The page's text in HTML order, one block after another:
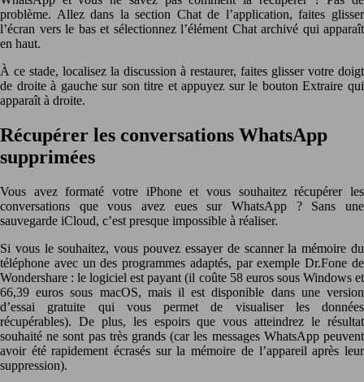
problème. Allez dans la section Chat de l’application, faites glisser
l’écran vers le bas et sélectionnez l’élément Chat archivé qui apparaît
en haut.
À ce stade, localisez la discussion à restaurer, faites glisser votre doigt
de droite à gauche sur son titre et appuyez sur le bouton Extraire qui
apparaît à droite.
Récupérer les conversations WhatsApp
supprimées
Vous avez formaté votre iPhone et vous souhaitez récupérer les
conversations que vous avez eues sur WhatsApp ? Sans une
sauvegarde iCloud, c’est presque impossible à réaliser.
Si vous le souhaitez, vous pouvez essayer de scanner la mémoire du
téléphone avec un des programmes adaptés, par exemple Dr.Fone de
Wondershare : le logiciel est payant (il coûte 58 euros sous Windows et
66,39 euros sous macOS, mais il est disponible dans une version
d’essai gratuite qui vous permet de visualiser les données
récupérables). De plus, les espoirs que vous atteindrez le résultat
souhaité ne sont pas très grands (car les messages WhatsApp peuvent
avoir été rapidement écrasés sur la mémoire de l’appareil après leur
suppression).